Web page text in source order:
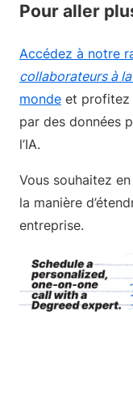
Pour aller
Accédez à notre
collaborateurs à
monde et profitez
par des données
l’IA.
Vous souhaitez
la manière
entreprise.